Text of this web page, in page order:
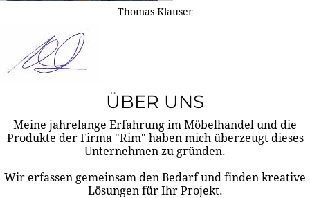
Thomas Klauser
ÜBER UNS
Meine jahrelange Erfahrung im Möbelhandel und die
Produkte der Firma "Rim" haben mich überzeugt dieses
Unternehmen zu gründen.
Wir erfassen gemeinsam den Bedarf und finden kreative
Lösungen für Ihr Projekt.